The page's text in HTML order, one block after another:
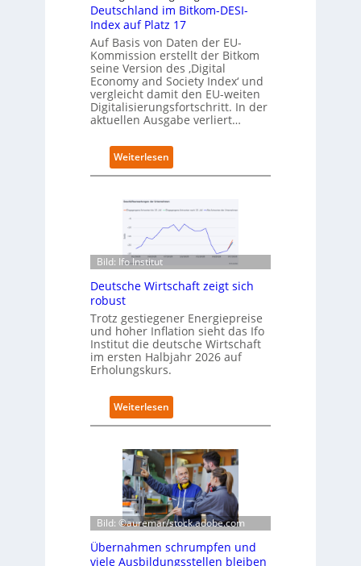
i
e
r
t
g
i
t
s
e
r
ö
f
f
e
t
n
u
e
C
a
m
s
Deutschland im Bitkom-DESI-
Index auf Platz 17
Auf Basis von Daten der EU-
Kommission erstellt der Bitkom
seine Version des ‚Digital
Economy and Society Index‘ und
vergleicht damit den EU-weiten
Digitalisierungsfortschritt. In der
aktuellen Ausgabe verliert…
Weiterlesen:
D
u
t
s
h
l
a
d
i
m
B
i
k
o
-
D
E
S
I
-
I
n
d
Bild: Ifo Institut
Deutsche Wirtschaft zeigt sich
robust
Trotz gestiegener Energiepreise
und hoher Inflation sieht das Ifo
Institut die deutsche Wirtschaft
im ersten Halbjahr 2026 auf
Erholungskurs.
Weiterlesen:
D
u
t
s
c
h
e
i
Bild: ©auremar/stock.adobe.com
Übernahmen schrumpfen und
viele Ausbildungsstellen bleiben